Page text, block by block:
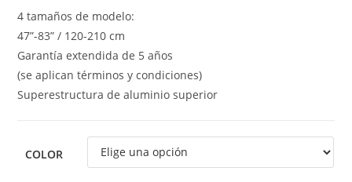
4 tamaños de modelo:
47”-83” / 120-210 cm
Garantía extendida de 5 años
(se aplican términos y condiciones)
Superestructura de aluminio superior
COLOR